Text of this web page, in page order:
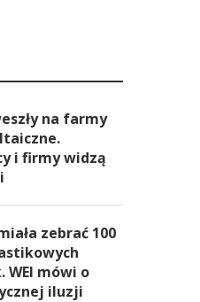
na farmy
i firmy widzą
zebrać 100
WEI mówi o
iluzji